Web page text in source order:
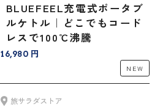
BLUEFEEL充電式ポータブ
ルケトル｜どこでもコード
レスで100℃沸騰
16,980 円
NEW
旅サラダストア